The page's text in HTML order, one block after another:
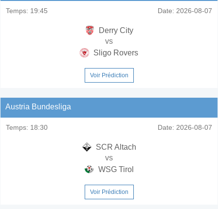
Temps: 19:45 Date: 2026-08-07
Derry City
vs
Sligo Rovers
Voir Prédiction
Austria Bundesliga
Temps: 18:30 Date: 2026-08-07
SCR Altach
vs
WSG Tirol
Voir Prédiction